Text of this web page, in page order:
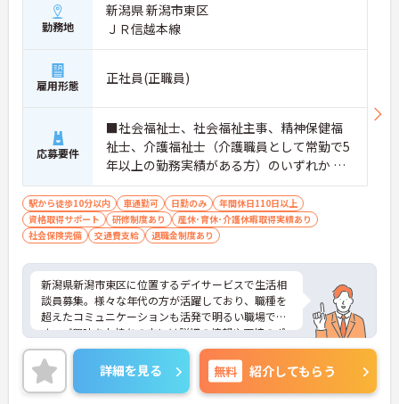
勤務地
新潟県 新潟市東区
ＪＲ信越本線
雇用形態 正社員(正職員)
応募要件
■社会福祉士、社会福祉主事、精神保健福
祉士、介護福祉士（介護職員として常勤で5
年以上の勤務実績がある方）のいずれか ※
普通自動車免許
駅から徒歩10分以内 車通勤可 日勤のみ
年間休日110日以上
資格取得サポート
研修制度あり
産休･育休･介護休暇取得実績あり
社会保険完備
交通費支給 退職金制度あり
新潟県新潟市東区に位置するデイサービスで生活相
談員募集。様々な年代の方が活躍しており、職種を
超えたコミュニケーションも活発で明るい職場で
す。ご興味をお持ちの方には詳細の情報や面接のポ
イントをお伝えしますのでお気軽にお問い合わせく
ださいませ。詳細を見る 無料 紹介してもらう